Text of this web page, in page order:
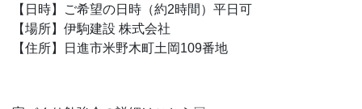
【日時】ご希望の日時（約2時間）平日可
【場所】伊駒建設 株式会社
【住所】日進市米野木町土岡109番地